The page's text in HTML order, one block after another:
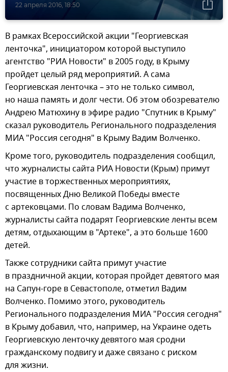
22 апреля 2016, 18:50
В рамках Всероссийской акции "Георгиевская
ленточка", инициатором которой выступило
агентство "РИА Новости" в 2005 году, в Крыму
пройдет целый ряд мероприятий. А сама
Георгиевская ленточка – это не только символ,
но наша память и долг чести. Об этом обозревателю
Андрею Матюхину в эфире радио "Спутник в Крыму"
сказал руководитель Регионального подразделения
МИА "Россия сегодня" в Крыму Вадим Волченко.
Кроме того, руководитель подразделения сообщил,
что журналисты сайта РИА Новости (Крым) примут
участие в торжественных мероприятиях,
посвященных Дню Великой Победы вместе
с артековцами. По словам Вадима Волченко,
журналисты сайта подарят Георгиевские ленты всем
детям, отдыхающим в "Артеке", а это больше 1600
детей.
Также сотрудники сайта примут участие
в праздничной акции, которая пройдет девятого мая
на Сапун-горе в Севастополе, отметил Вадим
Волченко. Помимо этого, руководитель
Регионального подразделения МИА "Россия сегодня"
в Крыму добавил, что, например, на Украине одеть
Георгиевскую ленточку девятого мая сродни
гражданскому подвигу и даже связано с риском
для жизни.